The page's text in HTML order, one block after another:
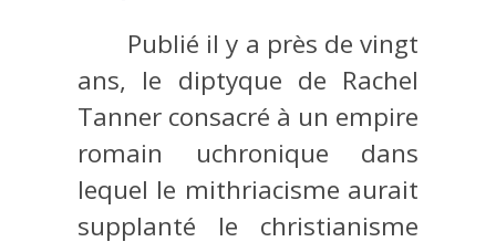
Publié il y a près de vingt
ans, le diptyque de Rachel
Tanner consacré à un empire
romain uchronique dans
lequel le mithriacisme aurait
supplanté le christianisme